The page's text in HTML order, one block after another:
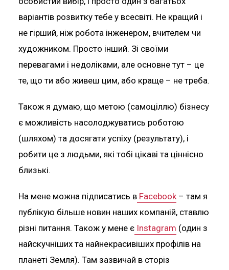
варіантів розвитку тебе у всесвіті. Не кращий і
не гірший, ніж робота інженером, вчителем чи
художником. Просто інший. Зі своїми
перевагами і недоліками, але основне тут – це
те, що ти або живеш цим, або краще – не треба.
Також я думаю, що метою (самоціллю) бізнесу
є можливість насолоджуватись роботою
(шляхом) та досягати успіху (результату), і
робити це з людьми, які тобі цікаві та ціннісно
близькі.
На мене можна підписатись вFacebook– там я
публікую більше новин наших компаній, ставлю
різні питання. Також у мене єInstagram (один з
найскучніших та найнекрасивіших профілів на
планеті Земля). Там зазвичай в сторіз